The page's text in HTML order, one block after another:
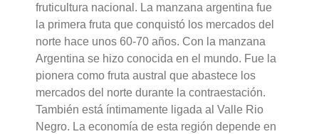
fruticultura nacional. La manzana argentina fue
la primera fruta que conquistó los mercados del
norte hace unos 60-70 años. Con la manzana
Argentina se hizo conocida en el mundo. Fue la
pionera como fruta austral que abastece los
mercados del norte durante la contraestación.
También está íntimamente ligada al Valle Rio
Negro. La economía de esta región depende en